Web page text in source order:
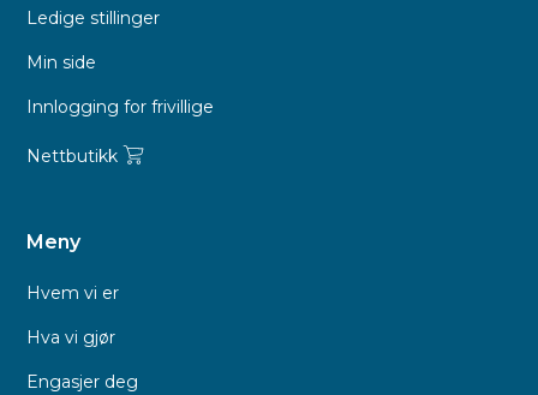
Ledige stillinger
Min side
Innlogging for frivillige
Nettbutikk
Meny
Hvem vi er
Hva vi gjør
Engasjer deg